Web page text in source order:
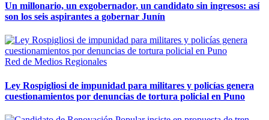
Un millonario, un exgobernador, un candidato sin ingresos: así
son los seis aspirantes a gobernar Junín
Red de Medios Regionales
Ley Rospigliosi de impunidad para militares y policías genera
cuestionamientos por denuncias de tortura policial en Puno